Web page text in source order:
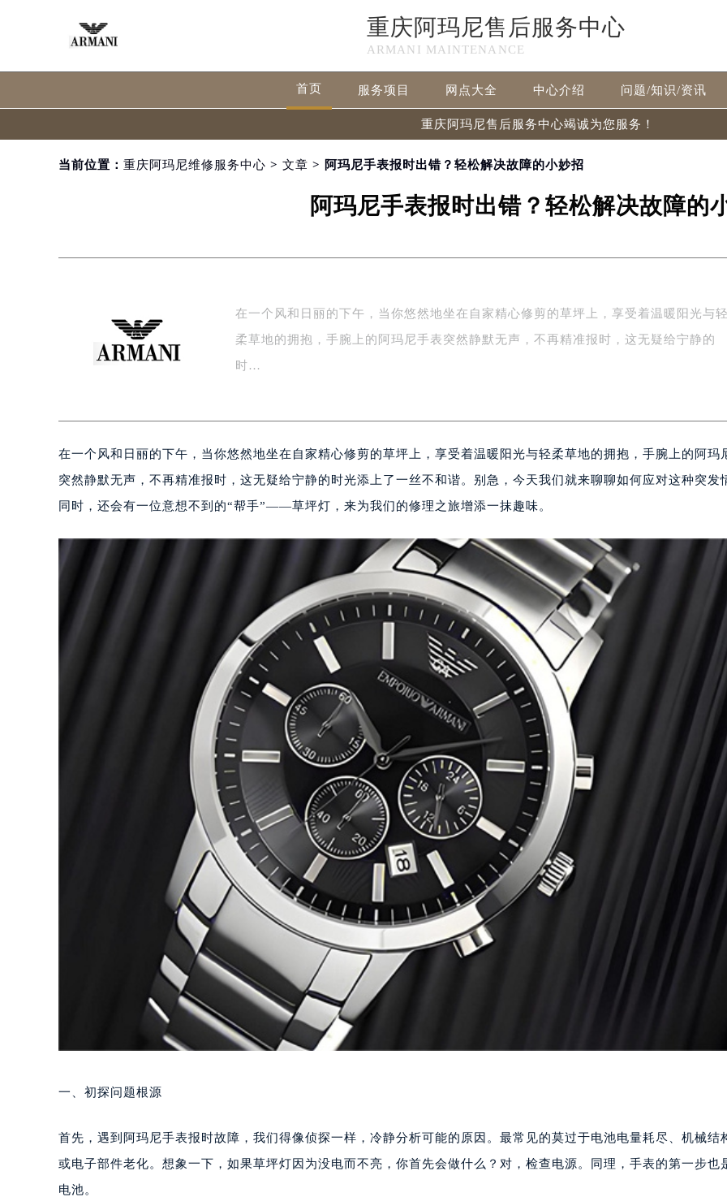
重庆阿玛尼售后服务中心
ARMANI MAINTENANCE
首页 服务项目 网点大全 中心介绍 问题/知识/资讯
重庆阿玛尼售后服务中心竭诚为您服务！
当前位置： 重庆阿玛尼维修服务中心 > 文章 > 阿玛尼手表报时出错？轻松解决故障的小妙招
阿玛尼手表报时出错？轻松解决故障的
在一个风和日丽的下午，当你悠然地坐在自家精心修剪的草坪上，享受着温暖阳光与
柔草地的拥抱，手腕上的阿玛尼手表突然静默无声，不再精准报时，这无疑给宁静的
时…
在一个风和日丽的下午，当你悠然地坐在自家精心修剪的草坪上，享受着温暖阳光与轻柔草地的拥抱，手腕上的阿玛
突然静默无声，不再精准报时，这无疑给宁静的时光添上了一丝不和谐。别急，今天我们就来聊聊如何应对这种突发
同时，还会有一位意想不到的“帮手”——草坪灯，来为我们的修理之旅增添一抹趣味。
一、初探问题根源
首先，遇到阿玛尼手表报时故障，我们得像侦探一样，冷静分析可能的原因。最常见的莫过于电池电量耗尽、机械结
或电子部件老化。想象一下，如果草坪灯因为没电而不亮，你首先会做什么？对，检查电源。同理，手表的第一步也
电池。